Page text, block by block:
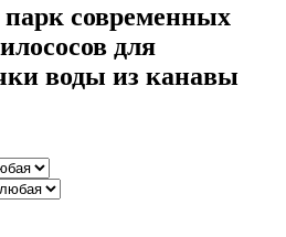
современных
для
воды из канавы